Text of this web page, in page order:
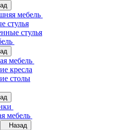
мебель
стулья
стулья
мебель
кресла
столы
мебель
Назад